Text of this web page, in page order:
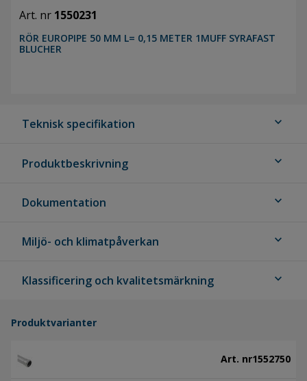
Art. nr 1550231
RÖR EUROPIPE 50 MM L= 0,15 METER 1MUFF SYRAFAST
BLUCHER
Teknisk specifikation expand_more
Produktbeskrivning expand_more
Dokumentation expand_more
Miljö- och klimatpåverkan expand_more
Klassificering och kvalitetsmärkning expand_more
Produktvarianter
Art. nr1552750